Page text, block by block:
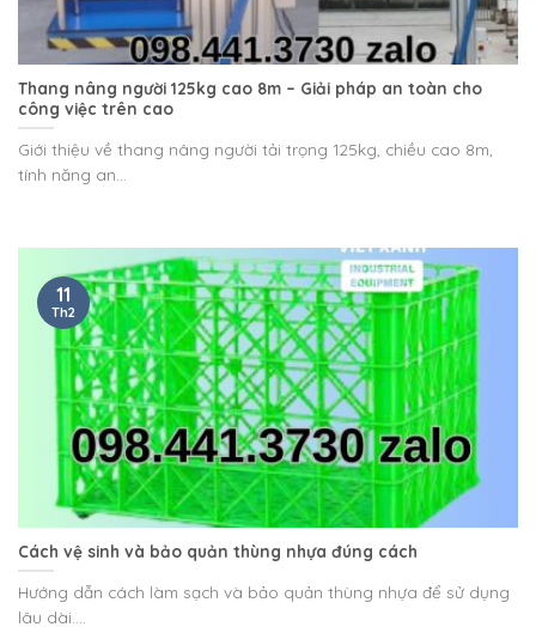
Thang nâng người 125kg cao 8m – Giải pháp an toàn cho
công việc trên cao
Giới thiệu về thang nâng người tải trọng 125kg, chiều cao 8m,
tính năng an...
Cách vệ sinh và bảo quản thùng nhựa đúng cách
Hướng dẫn cách làm sạch và bảo quản thùng nhựa để sử dụng
lâu dài....
11
Th2